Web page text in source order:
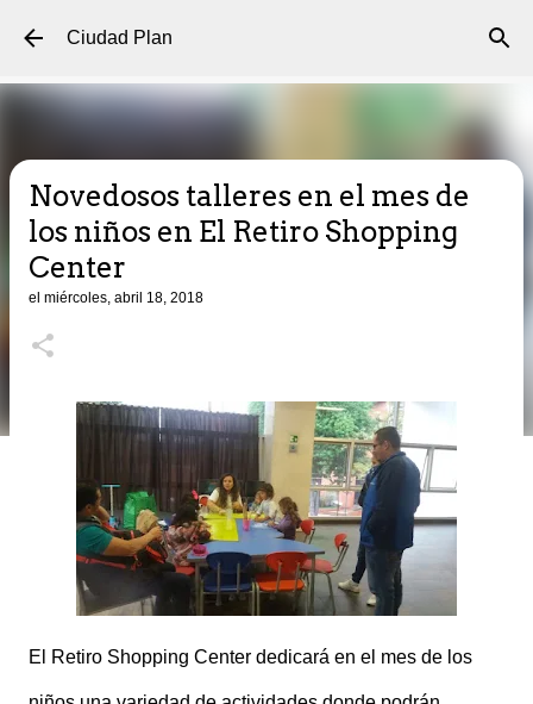
Ir al contenido principal
Ciudad Plan
Novedosos talleres en el mes de
los niños en El Retiro Shopping
Center
el miércoles, abril 18, 2018
El Retiro Shopping Center dedicará en el mes de los